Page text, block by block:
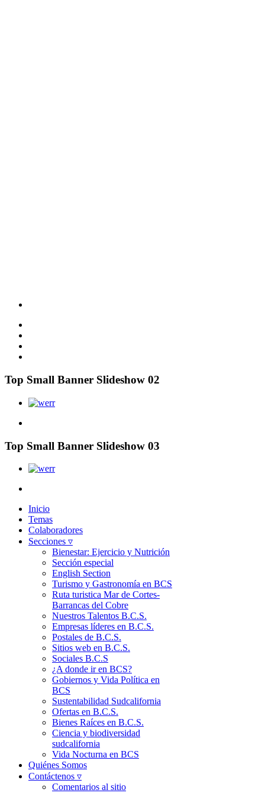
Top Small Banner Slideshow 02
Top Small Banner Slideshow 03
Inicio
Temas
Colaboradores
Secciones ▿
Bienestar: Ejercicio y Nutrición
Sección especial
English Section
Turismo y Gastronomía en BCS
Ruta turistica Mar de Cortes-
Barrancas del Cobre
Nuestros Talentos B.C.S.
Empresas líderes en B.C.S.
Postales de B.C.S.
Sitios web en B.C.S.
Sociales B.C.S
¿A donde ir en BCS?
Gobiernos y Vida Política en
BCS
Sustentabilidad Sudcalifornia
Ofertas en B.C.S.
Bienes Raíces en B.C.S.
Ciencia y biodiversidad
sudcalifornia
Vida Nocturna en BCS
Quiénes Somos
Contáctenos ▿
Comentarios al sitio